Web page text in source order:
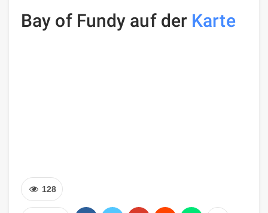
Bay of Fundy auf der Karte
128